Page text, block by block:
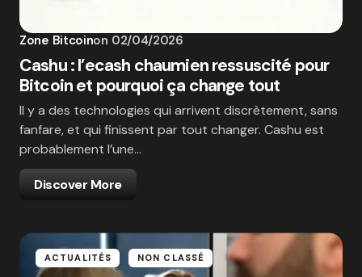
Zone Bitcoinon 02/04/2026
Cashu : l’ecash chaumien ressuscité pour
Bitcoin et pourquoi ça change tout
Il y a des technologies qui arrivent discrètement, sans
fanfare, et qui finissent par tout changer. Cashu est
probablement l’une…
Discover More
ACTUALITÉS NON CLASSÉ